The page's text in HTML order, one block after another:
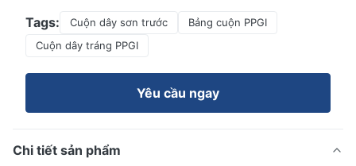
Tags: Cuộn dây sơn trước
Bảng cuộn PPGI
Cuộn dây tráng PPGI
Yêu cầu ngay
Chi tiết sản phẩm